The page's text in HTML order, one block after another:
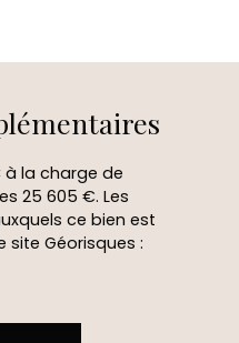
à la charge de
25 605 €. Les
ce bien est
site Géorisques :